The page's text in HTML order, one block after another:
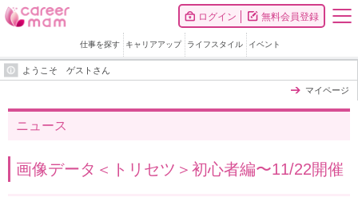
ログイン 無料会員登録
仕事を探す キャリアアップ ライフスタイル イベント
ようこそ ゲストさん
マイページ
ニュース
画像データ＜トリセツ＞初心者編〜11/22開催